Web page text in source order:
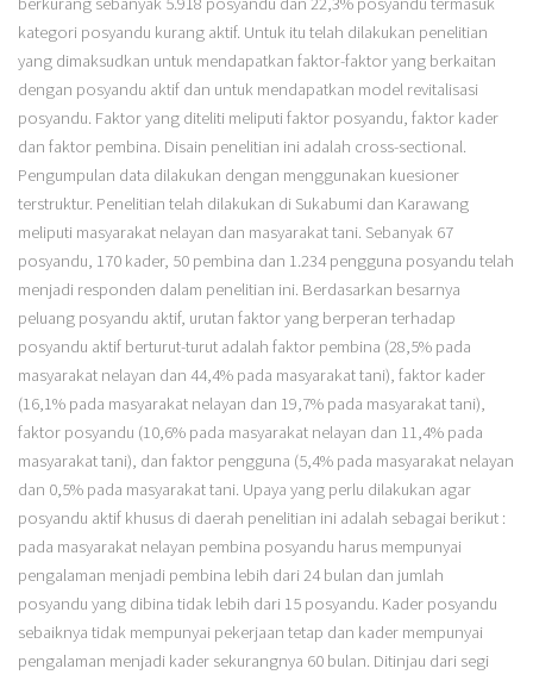
kategori posyandu kurang aktif. Untuk itu telah dilakukan penelitian
yang dimaksudkan untuk mendapatkan faktor-faktor yang berkaitan
dengan posyandu aktif dan untuk mendapatkan model revitalisasi
posyandu. Faktor yang diteliti meliputi faktor posyandu, faktor kader
dan faktor pembina. Disain penelitian ini adalah cross-sectional.
Pengumpulan data dilakukan dengan menggunakan kuesioner
terstruktur. Penelitian telah dilakukan di Sukabumi dan Karawang
meliputi masyarakat nelayan dan masyarakat tani. Sebanyak 67
posyandu, 170 kader, 50 pembina dan 1.234 pengguna posyandu telah
menjadi responden dalam penelitian ini. Berdasarkan besarnya
peluang posyandu aktif, urutan faktor yang berperan terhadap
posyandu aktif berturut-turut adalah faktor pembina (28,5% pada
masyarakat nelayan dan 44,4% pada masyarakat tani), faktor kader
(16,1% pada masyarakat nelayan dan 19,7% pada masyarakat tani),
faktor posyandu (10,6% pada masyarakat nelayan dan 11,4% pada
masyarakat tani), dan faktor pengguna (5,4% pada masyarakat nelayan
dan 0,5% pada masyarakat tani. Upaya yang perlu dilakukan agar
posyandu aktif khusus di daerah penelitian ini adalah sebagai berikut :
pada masyarakat nelayan pembina posyandu harus mempunyai
pengalaman menjadi pembina lebih dari 24 bulan dan jumlah
posyandu yang dibina tidak lebih dari 15 posyandu. Kader posyandu
sebaiknya tidak mempunyai pekerjaan tetap dan kader mempunyai
pengalaman menjadi kader sekurangnya 60 bulan. Ditinjau dari segi